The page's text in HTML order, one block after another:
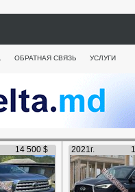
ОБРАТНАЯ СВЯЗЬ УСЛУГИ
14 500 $ 2021г.